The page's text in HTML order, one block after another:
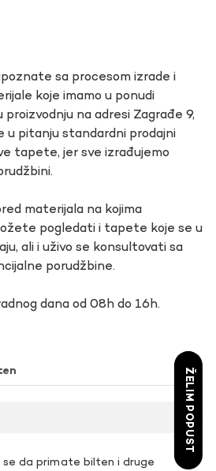
sa procesom izrade i
koje imamo u ponudi
na adresi Zagrađe 9,
u pitanju standardni prodajni
tapete, jer sve izrađujemo
materijala na kojima
pogledati i tapete koje se u
ali i uživo se konsultovati sa
porudžbine.
dana od 08h do 16h.
se da primate bilten i druge
ŽELIM POPUST